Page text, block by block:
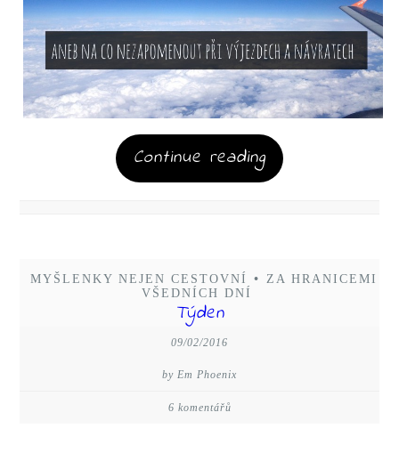
Continue reading
MYŠLENKY NEJEN CESTOVNÍ •
ZA HRANICEMI
VŠEDNÍCH DNÍ
Týden
09/02/2016
by Em Phoenix
6 komentářů